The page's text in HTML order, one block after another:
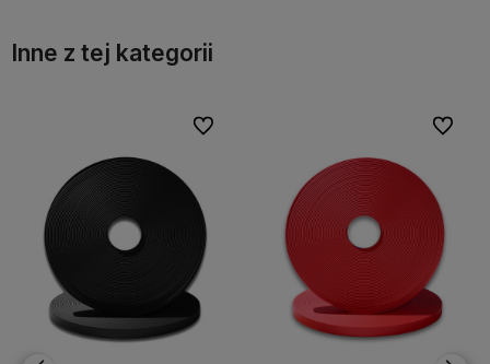
Inne z tej kategorii
Do ulubionych Do